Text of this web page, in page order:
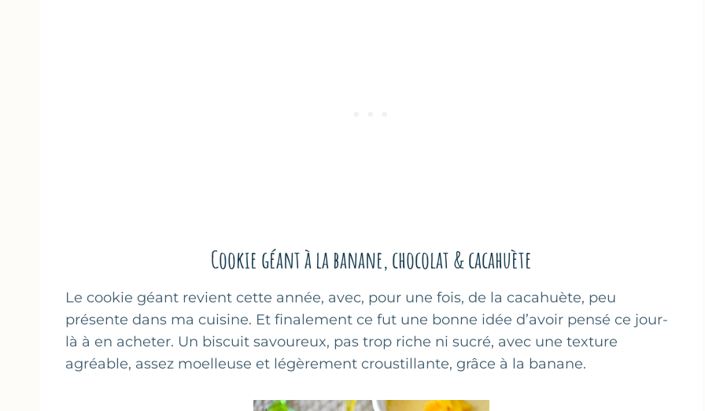
Cookie géant à la banane, chocolat & cacahuète
Le cookie géant revient cette année, avec, pour une fois, de la cacahuète, peu
présente dans ma cuisine. Et finalement ce fut une bonne idée d’avoir pensé ce jour-
là à en acheter. Un biscuit savoureux, pas trop riche ni sucré, avec une texture
agréable, assez moelleuse et légèrement croustillante, grâce à la banane.